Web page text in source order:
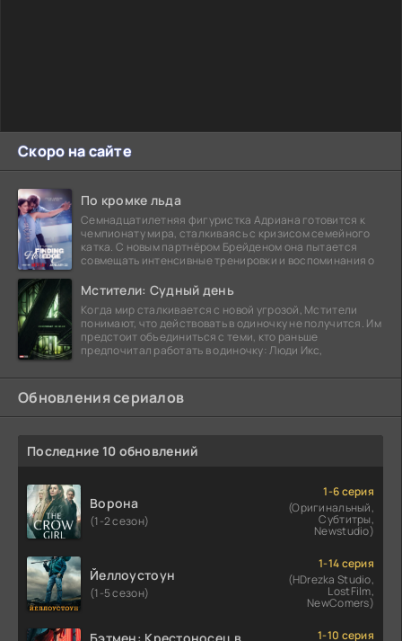
Скоро на сайте
По кромке льда
Семнадцатилетняя фигуристка Адриана готовится к
чемпионату мира, сталкиваясь с кризисом семейного
катка. С новым партнёром Брейденом она пытается
совмещать интенсивные тренировки и воспоминания о
Мстители: Судный день
Когда мир сталкивается с новой угрозой, Мстители
понимают, что действовать в одиночку не получится. Им
предстоит объединиться с теми, кто раньше
предпочитал работать в одиночку: Люди Икс,
Обновления сериалов
Последние 10 обновлений
Ворона
(1-2 сезон)
1-6 серия
(Оригинальный,
Субтитры,
Newstudio)
Йеллоустоун
(1-5 сезон)
1-14 серия
(HDrezka Studio,
LostFilm,
NewComers)
1-10 серия